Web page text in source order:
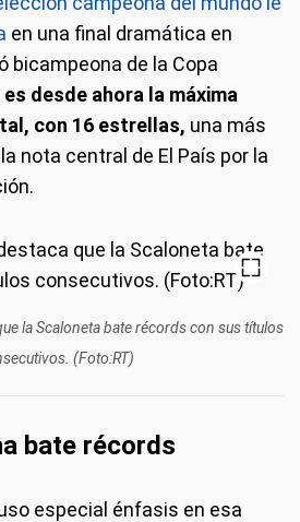
en una final dramática en
bicampeona de la Copa
desde ahora la máxima
con 16 estrellas, una más
nota central de El País por la
la Scaloneta bate récords con sus títulos
(Foto:RT)
bate récords
especial énfasis en esa